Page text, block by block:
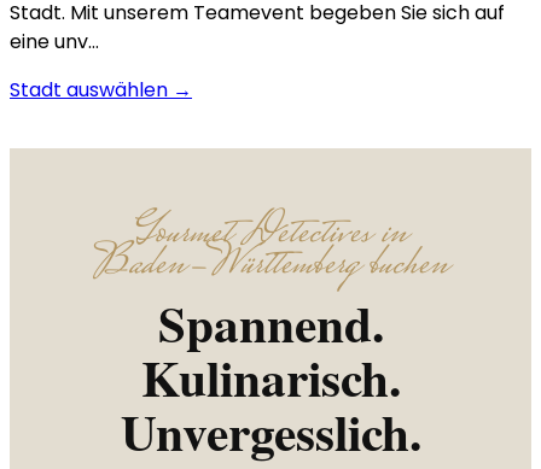
Stadt. Mit unserem Teamevent begeben Sie sich auf
eine unv…
Stadt auswählen →
Gourmet Detectives in
Baden-Württemberg buchen
Spannend.
Kulinarisch.
Unvergesslich.